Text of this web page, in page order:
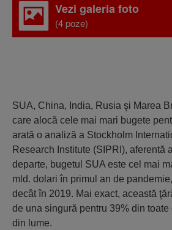
Vezi galeria foto
(4 poze)
SUA, China, India, Rusia şi Marea
care alocă cele mai mari bugete
arată o analiză a Stockholm
Research Institute (SIPRI), aferentă
departe, bugetul SUA este cel mai
mld. dolari în primul an de
decât în 2019. Mai exact, această
de una singură pentru 39% din toate
din lume.